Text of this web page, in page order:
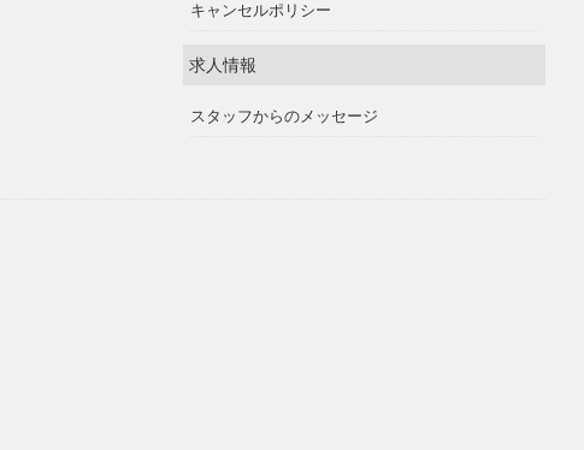
キャンセルポリシー
求人情報
スタッフからのメッセージ